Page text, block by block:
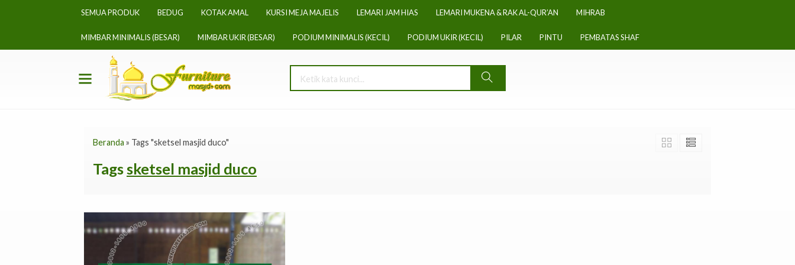
SEMUA PRODUK BEDUG KOTAK AMAL KURSI MEJA MAJELIS LEMARI JAM HIAS LEMARI MUKENA & RAK AL-QUR’AN MIHRAB
MIMBAR MINIMALIS (BESAR) MIMBAR UKIR (BESAR) PODIUM MINIMALIS (KECIL) PODIUM UKIR (KECIL) PILAR PINTU PEMBATAS SHAF
Beranda » Tags "sketsel masjid duco"
Tagssketsel masjid duco